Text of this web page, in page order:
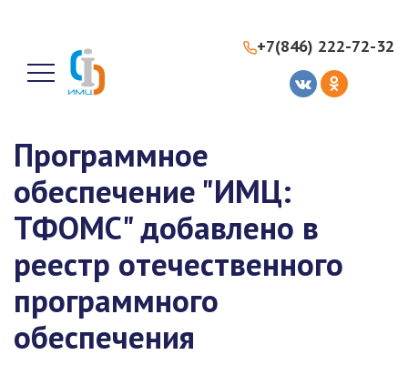
+7(846) 222-72-32
Программное
обеспечение "ИМЦ:
ТФОМС" добавлено в
реестр отечественного
программного
обеспечения